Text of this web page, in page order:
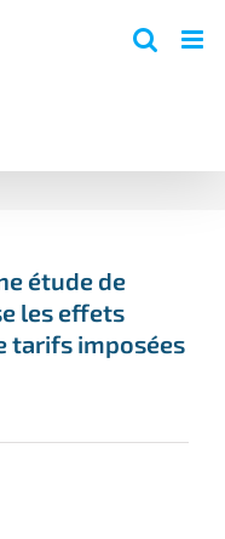
étude de
les effets
tarifs imposées